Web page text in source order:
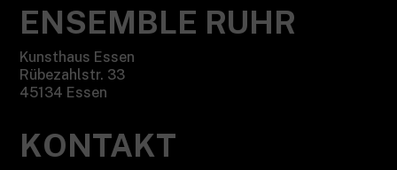
ENSEMBLE RUHR
Kunsthaus Essen
Rübezahlstr. 33
45134 Essen
KONTAKT